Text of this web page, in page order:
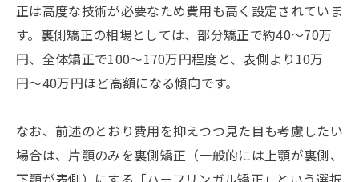
正は高度な技術が必要なため費用も高く設定されていま
す。裏側矯正の相場としては、部分矯正で約40〜70万
円、全体矯正で100〜170万円程度と、表側より10万
円〜40万円ほど高額になる傾向です。
なお、前述のとおり費用を抑えつつ見た目も考慮したい
場合は、片顎のみを裏側矯正（一般的には上顎が裏側、